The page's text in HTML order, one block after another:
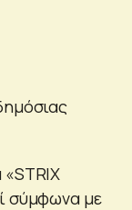
«STRIX
σύμφωνα με